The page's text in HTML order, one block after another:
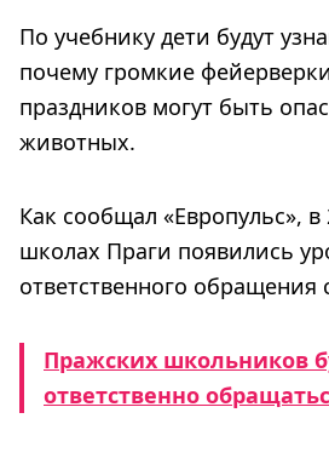
По учебнику дети будут
почему громкие
праздников могут быть
животных.
Как сообщал «Европульс», в
школах Праги появились
ответственного обращения
Пражских школьников
ответственно